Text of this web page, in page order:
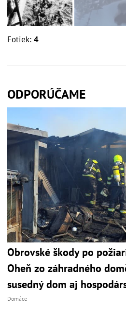
Fotiek: 4
ODPORÚČAME
Obrovské škody po
Oheň zo záhradného
susedný dom aj
Domáce